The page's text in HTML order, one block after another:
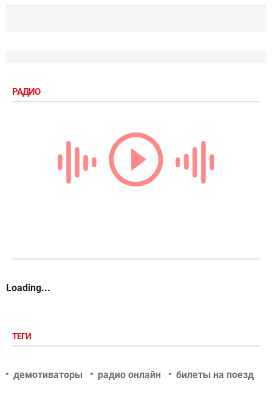
РАДИО
Loading...
ТЕГИ
демотиваторы радио онлайн билеты на поезд